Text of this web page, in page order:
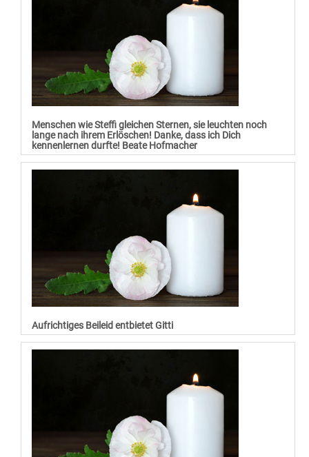
Menschen wie Steffi gleichen Sternen, sie leuchten noch
lange nach ihrem Erlöschen! Danke, dass ich Dich
kennenlernen durfte! Beate Hofmacher
Aufrichtiges Beileid entbietet Gitti